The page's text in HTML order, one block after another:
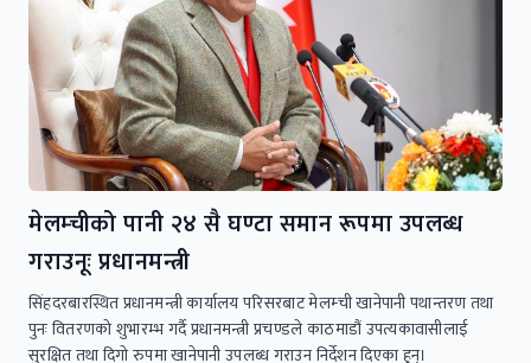
मेलम्चीको पानी २४ सै घण्टा समान रूपमा उपलब्ध
गराउनूः प्रधानमन्त्री
सिंहदरबारस्थित प्रधानमन्त्री कार्यालय परिसरबाट मेलम्ची खानेपानी पथान्तरण तथा
पुनः वितरणको शुभारम्भ गर्दै प्रधानमन्त्री प्रचण्डले काठमाडौं उपत्यकावासीलाई
सुरक्षित तथा दिगो रुपमा खानेपानी उपलब्ध गराउन निर्देशन दिएका हुन्।